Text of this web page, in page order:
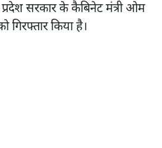
सरकार के कैबिनेट मंत्री ओम
गिरफ्तार किया है।